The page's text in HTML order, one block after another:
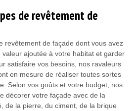
de revêtement de
revêtement de façade dont vous avez
ajoutée à votre habitat et garder
satisfaire vos besoins, nos ravaleurs
en mesure de réaliser toutes sortes
Selon vos goûts et votre budget, nos
décorer votre façade avec de la
de la pierre, du ciment, de la brique